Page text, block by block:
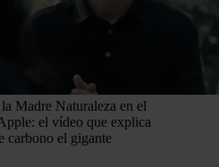
Madre Naturaleza en el
el vídeo que explica
carbono el gigante